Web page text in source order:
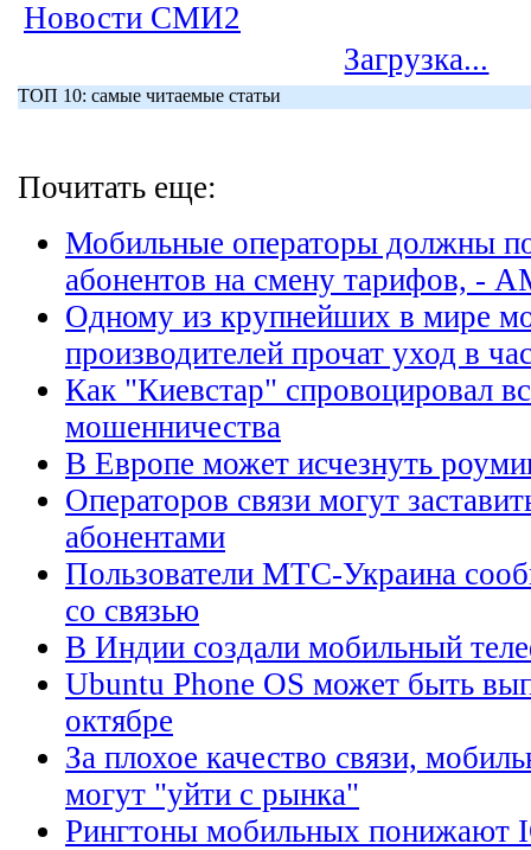
Новости СМИ2
Загрузка...
ТОП 10: самые читаемые статьи
Почитать еще:
Мобильные операторы должны
абонентов на смену тарифов, -
Одному из крупнейших в мире
производителей прочат уход в
Как "Киевстар" спровоцировал
мошенничества
В Европе может исчезнуть
Операторов связи могут
абонентами
Пользователи МТС-Украина
со связью
В Индии создали мобильный
Ubuntu Phone ОS может быть
октябре
За плохое качество связи,
могут "уйти с рынка"
Рингтоны мобильных понижают